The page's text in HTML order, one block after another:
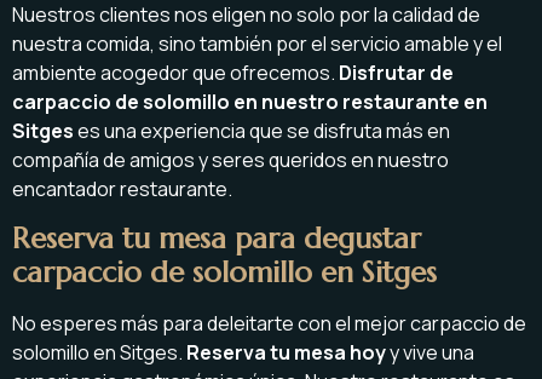
Nuestros clientes nos eligen no solo por la calidad de
nuestra comida, sino también por el servicio amable y el
ambiente acogedor que ofrecemos. Disfrutar de
carpaccio de solomillo en nuestro restaurante en
Sitgeses una experiencia que se disfruta más en
compañía de amigos y seres queridos en nuestro
encantador restaurante.
Reserva tu mesa para degustar
carpaccio de solomillo en Sitges
No esperes más para deleitarte con el mejor carpaccio de
solomillo en Sitges. Reserva tu mesa hoyy vive una